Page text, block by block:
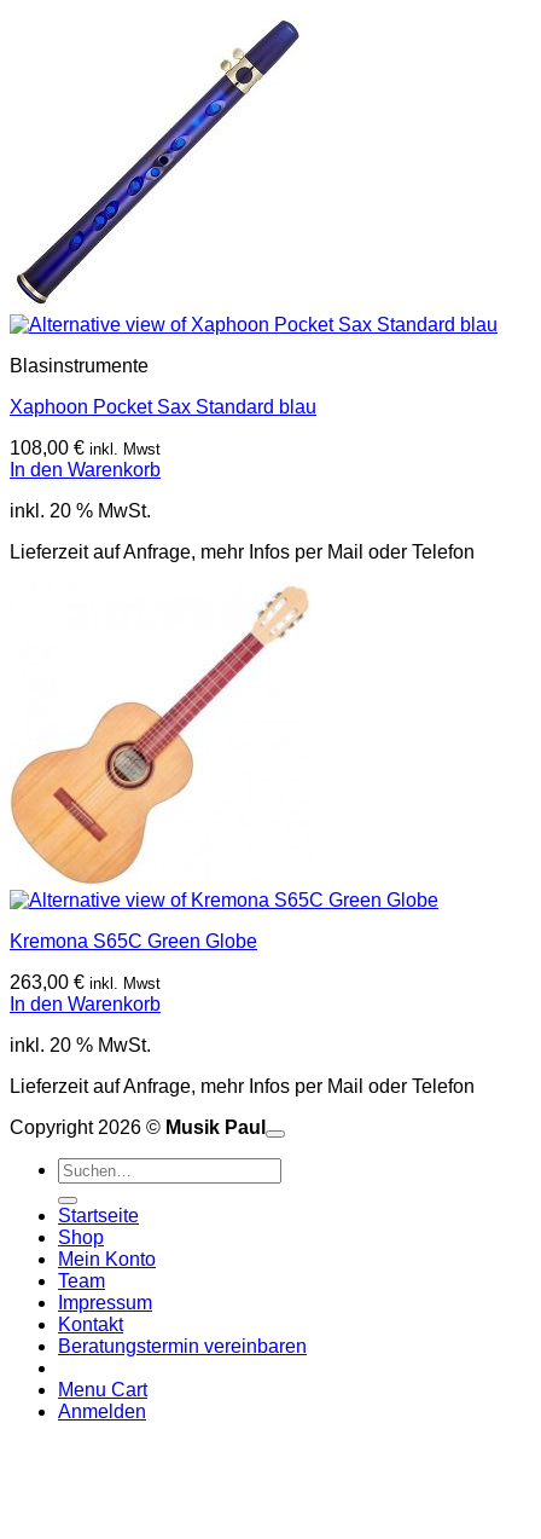
Blasinstrumente
Xaphoon Pocket Sax Standard blau
108,00 € inkl. Mwst
In den Warenkorb
inkl. 20 % MwSt.
Lieferzeit auf Anfrage, mehr Infos per Mail oder Telefon
Kremona S65C Green Globe
263,00 € inkl. Mwst
In den Warenkorb
inkl. 20 % MwSt.
Lieferzeit auf Anfrage, mehr Infos per Mail oder Telefon
Copyright 2026 © Musik Paul
Suchen
nach:
Startseite
Shop
Mein Konto
Team
Impressum
Kontakt
Beratungstermin vereinbaren
Menu Cart
Anmelden